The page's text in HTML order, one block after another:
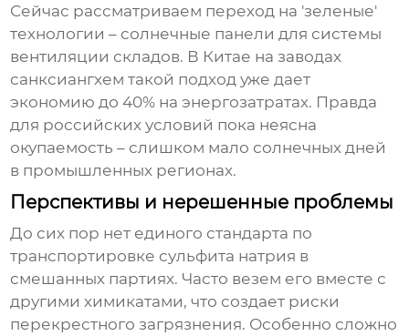
Сейчас рассматриваем переход на 'зеленые'
технологии – солнечные панели для системы
вентиляции складов. В Китае на заводах
санксиангхем такой подход уже дает
экономию до 40% на энергозатратах. Правда
для российских условий пока неясна
окупаемость – слишком мало солнечных дней
в промышленных регионах.
Перспективы и нерешенные проблемы
До сих пор нет единого стандарта по
транспортировке сульфита натрия в
смешанных партиях. Часто везем его вместе с
другими химикатами, что создает риски
перекрестного загрязнения. Особенно сложно